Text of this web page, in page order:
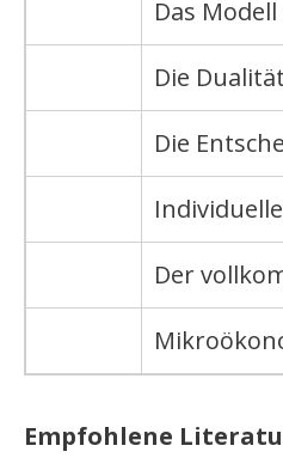
Das
Die
Die
Der
Empfohlene